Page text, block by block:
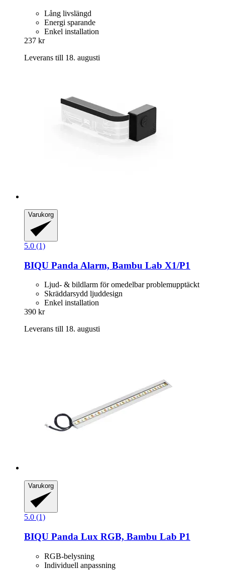
Lång livslängd
Energi sparande
Enkel installation
237 kr
Leverans till 18. augusti
Varukorg
5.0 (1)
BIQU Panda Alarm, Bambu Lab X1/P1
Ljud- & bildlarm för omedelbar problemupptäckt
Skräddarsydd ljuddesign
Enkel installation
390 kr
Leverans till 18. augusti
Varukorg
5.0 (1)
BIQU Panda Lux RGB, Bambu Lab P1
RGB-belysning
Individuell anpassning